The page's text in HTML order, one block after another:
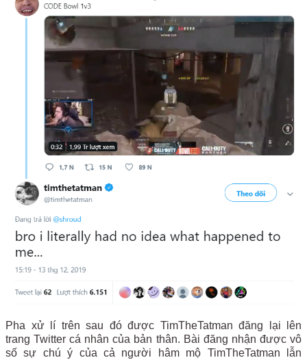
Pha xử lí trên sau đó được TimTheTatman đăng lại lên
trang Twitter cá nhân của bản thân. Bài đăng nhận được vô
số sự chú ý của cả người hâm mộ TimTheTatman lẫn